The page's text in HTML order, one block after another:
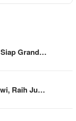
Grand…
Raih Ju…